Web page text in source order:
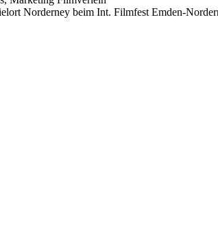
Norderney beim Int. Filmfest Emden-